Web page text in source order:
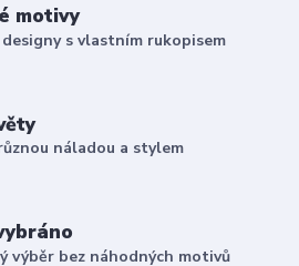
motivy
s vlastním rukopisem
náladou a stylem
výběr bez náhodných motivů